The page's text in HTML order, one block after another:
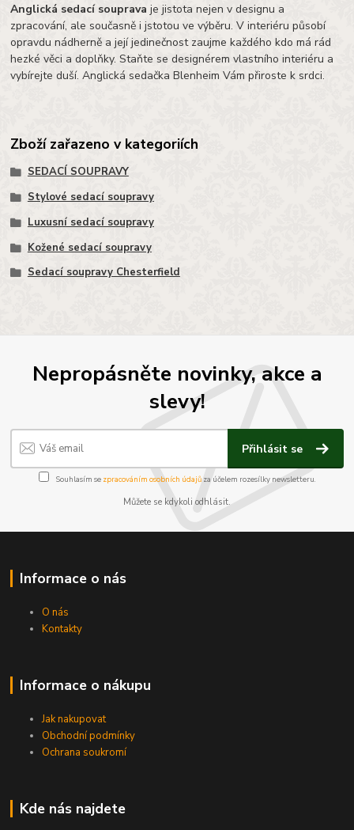
Anglická sedací soupravaje jistota nejen v designu a
zpracování, ale současně i jstotou ve výběru. V interiéru působí
opravdu nádherně a její jedinečnost zaujme každého kdo má rád
hezké věci a doplňky. Staňte se designérem vlastního interiéru a
vybírejte duší. Anglická sedačka Blenheim Vám přiroste k srdci.
Zboží zařazeno v kategoriích
SEDACÍ SOUPRAVY
Stylové sedací soupravy
Luxusní sedací soupravy
Kožené sedací soupravy
Sedací soupravy Chesterfield
Nepropásněte novinky, akce a
slevy!
Přihlásit se
Souhlasím se zpracováním osobních údajůza účelem rozesílky newsletteru.
Můžete se kdykoli odhlásit.
Informace o nás
O nás
Kontakty
Informace o nákupu
Jak nakupovat
Obchodní podmínky
Ochrana soukromí
Kde nás najdete